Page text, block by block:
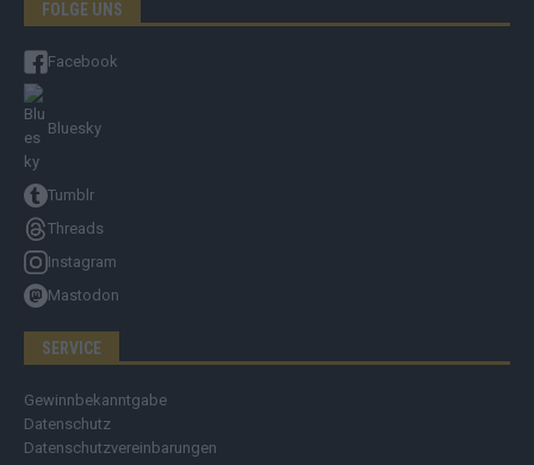
FOLGE UNS
Facebook
Bluesky
Tumblr
Threads
Instagram
Mastodon
SERVICE
Gewinnbekanntgabe
Datenschutz
Datenschutzvereinbarungen